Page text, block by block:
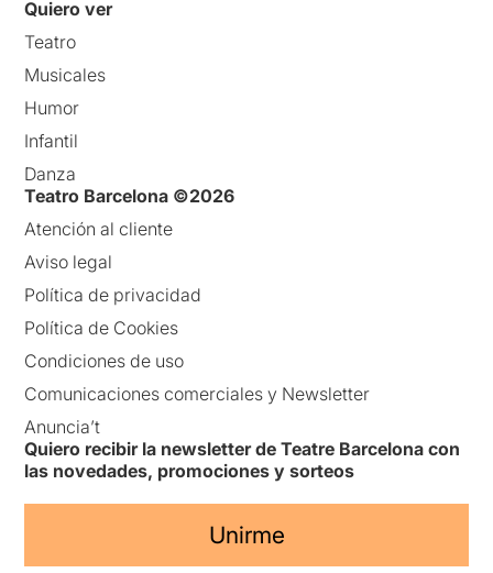
Quiero ver
Teatro
Musicales
Humor
Infantil
Danza
Teatro Barcelona ©2026
Atención al cliente
Aviso legal
Política de privacidad
Política de Cookies
Condiciones de uso
Comunicaciones comerciales y Newsletter
Anuncia’t
Quiero recibir la newsletter de Teatre Barcelona con
las novedades, promociones y sorteos
Unirme